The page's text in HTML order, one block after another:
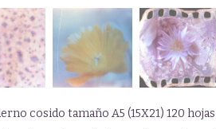
cosido tamaño A5 (15X21) 120